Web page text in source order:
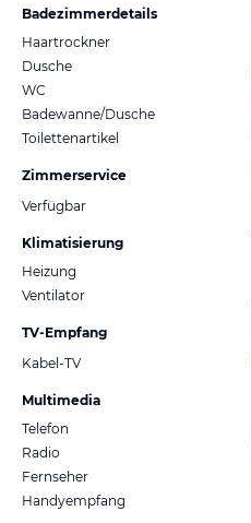
Badezimmerdetails
Haartrockner
Dusche
WC
Badewanne/Dusche
Toilettenartikel
Zimmerservice
Verfügbar
Klimatisierung
Heizung
Ventilator
TV-Empfang
Kabel-TV
Multimedia
Telefon
Radio
Fernseher
Handyempfang